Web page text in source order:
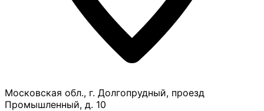
Московская обл., г. Долгопрудный, проезд
Промышленный, д. 10